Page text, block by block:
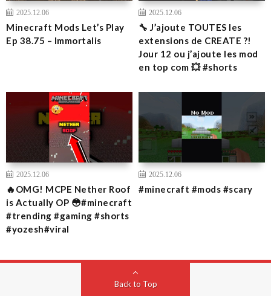
2025.12.06
Minecraft Mods Let’s Play
Ep 38.75 – Immortalis
2025.12.06
🔧 J’ajoute TOUTES les
extensions de CREATE ?!
Jour 12 ou j’ajoute les mod
en top com 💥 #shorts
2025.12.06
🔥OMG! MCPE Nether Roof
is Actually OP 😳#minecraft
#trending #gaming #shorts
#yozesh#viral
2025.12.06
#minecraft #mods #scary
Back to Top